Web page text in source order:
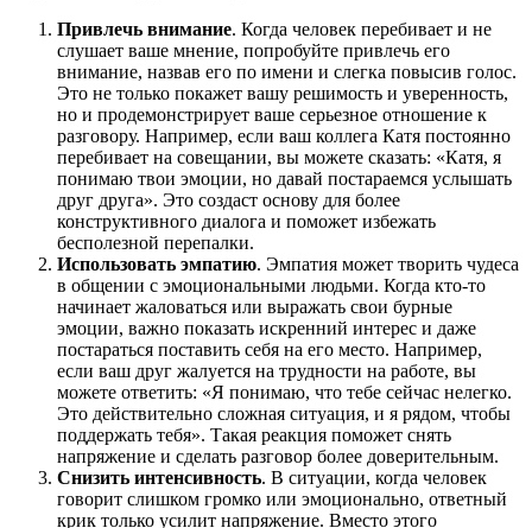
Привлечь внимание. Когда человек перебивает и не
слушает ваше мнение, попробуйте привлечь его
внимание, назвав его по имени и слегка повысив голос.
Это не только покажет вашу решимость и уверенность,
но и продемонстрирует ваше серьезное отношение к
разговору. Например, если ваш коллега Катя постоянно
перебивает на совещании, вы можете сказать: «Катя, я
понимаю твои эмоции, но давай постараемся услышать
друг друга». Это создаст основу для более
конструктивного диалога и поможет избежать
бесполезной перепалки.
Использовать эмпатию. Эмпатия может творить чудеса
в общении с эмоциональными людьми. Когда кто-то
начинает жаловаться или выражать свои бурные
эмоции, важно показать искренний интерес и даже
постараться поставить себя на его место. Например,
если ваш друг жалуется на трудности на работе, вы
можете ответить: «Я понимаю, что тебе сейчас нелегко.
Это действительно сложная ситуация, и я рядом, чтобы
поддержать тебя». Такая реакция поможет снять
напряжение и сделать разговор более доверительным.
Снизить интенсивность. В ситуации, когда человек
говорит слишком громко или эмоционально, ответный
крик только усилит напряжение. Вместо этого